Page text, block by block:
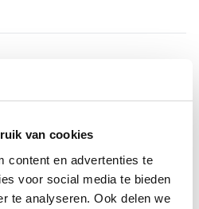
van cookies
content en advertenties te
voor social media te bieden
te analyseren. Ook delen we
9/10